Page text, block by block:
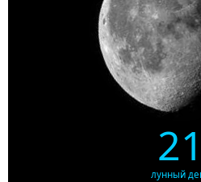
21
лунный